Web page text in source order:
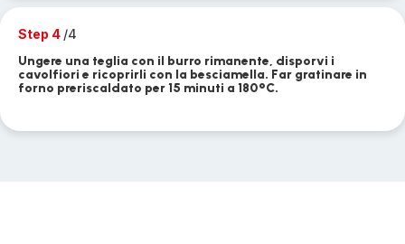
Step 4 /4
Ungere una teglia con il burro rimanente, disporvi i
cavolfiori e ricoprirli con la besciamella. Far gratinare in
forno preriscaldato per 15 minuti a 180°C.